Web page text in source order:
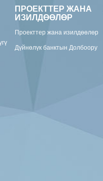
ПРОЕКТТЕР ЖАНА
ИЗИЛДӨӨЛӨР
Проекттер жана изилдөөлөр
Дүйнөлүк банктын Долбоору